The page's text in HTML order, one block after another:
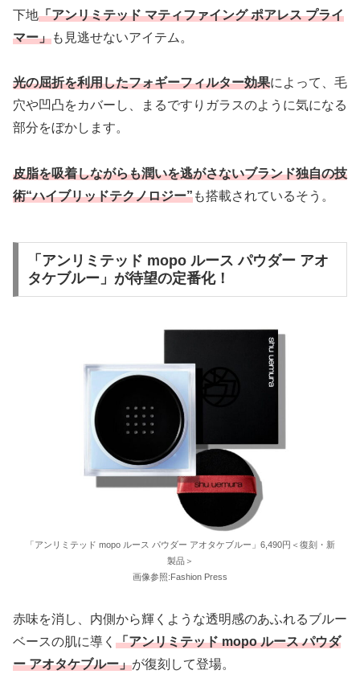
下地「アンリミテッド マティファイング ポアレス プライ
マー」も見逃せないアイテム。
光の屈折を利用したフォギーフィルター効果によって、毛
穴や凹凸をカバーし、まるですりガラスのように気になる
部分をぼかします。
皮脂を吸着しながらも潤いを逃がさないブランド独自の技
術“ハイブリッドテクノロジー”も搭載されているそう。
「アンリミテッド mopo ルース パウダー アオ
タケブルー」が待望の定番化！
「アンリミテッド mopo ルース パウダー アオタケブルー」6,490円＜復刻・新
製品＞
画像参照:Fashion Press
赤味を消し、内側から輝くような透明感のあふれるブルー
ベースの肌に導く 「アンリミテッド mopo ルース パウダ
ー アオタケブルー」が復刻して登場。